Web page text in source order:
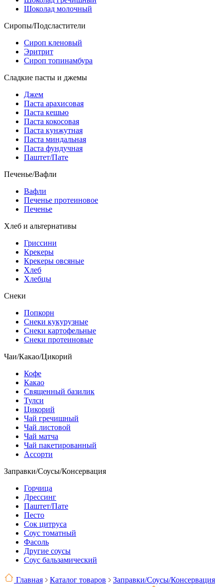
Шоколад молочный
Сиропы/Подсластители
Сироп кленовый
Эритрит
Сироп топинамбура
Сладкие пасты и джемы
Джем
Паста арахисовая
Паста кешью
Паста кокосовая
Паста кунжутная
Паста миндальная
Паста фундучная
Паштет/Пате
Печенье/Вафли
Вафли
Печенье протеиновое
Печенье
Хлеб и альтернативы
Гриссини
Крекеры
Крекеры овсяные
Хлеб
Хлебцы
Снеки
Попкорн
Снеки кукурузные
Снеки картофельные
Снеки протеиновые
Чаи/Какао/Цикорий
Кофе
Какао
Священный базилик
Тулси
Цикорий
Чай гречишный
Чай листовой
Чай матча
Чай пакетированный
Ассорти
Заправки/Соусы/Консервация
Горчица
Дрессинг
Паштет/Пате
Песто
Сок цитруса
Соус томатный
Фасоль
Другие соусы
Соус бальзамический
Главная Каталог товаров
Заправки/Соусы/Консервация